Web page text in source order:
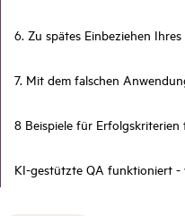
6. Zu spätes Einbeziehen
7. Mit dem falschen
8 Beispiele für
KI-gestützte QA funktioniert -